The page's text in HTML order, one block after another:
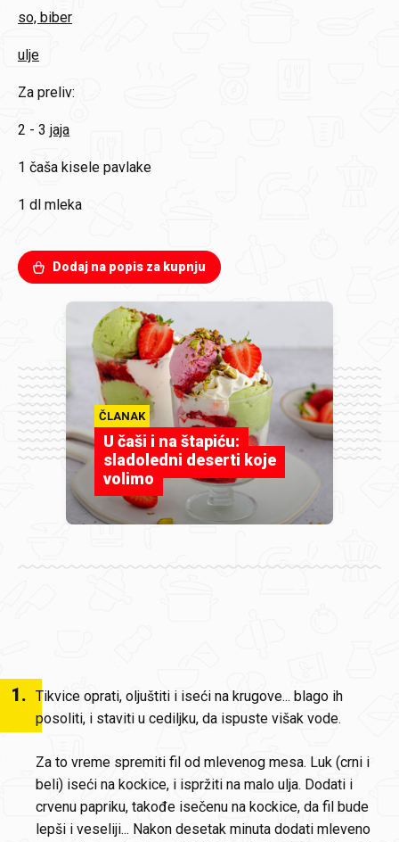
so, biber
ulje
Za preliv:
2 - 3 jaja
1 čaša kisele pavlake
1 dl mleka
Dodaj na popis za kupnju
ČLANAK
U čaši i na štapiću:
sladoledni deserti koje
volimo
1. Tikvice oprati, oljuštiti i iseći na krugove... blago ih
posoliti, i staviti u cediljku, da ispuste višak vode.
Za to vreme spremiti fil od mlevenog mesa. Luk (crni i
beli) iseći na kockice, i ispržiti na malo ulja. Dodati i
crvenu papriku, takođe isečenu na kockice, da fil bude
lepši i veseliji... Nakon desetak minuta dodati mleveno